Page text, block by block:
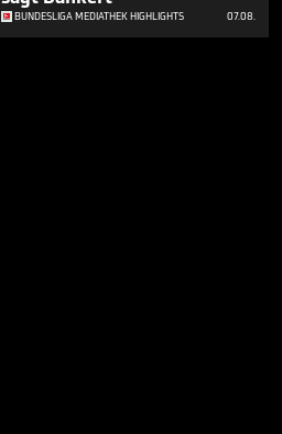
BUNDESLIGA MEDIATHEK HIGHLIGHTS 07.08.